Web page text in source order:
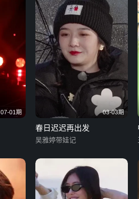
07-01期 03-03期
春日迟迟再出发
吴雅婷带娃记